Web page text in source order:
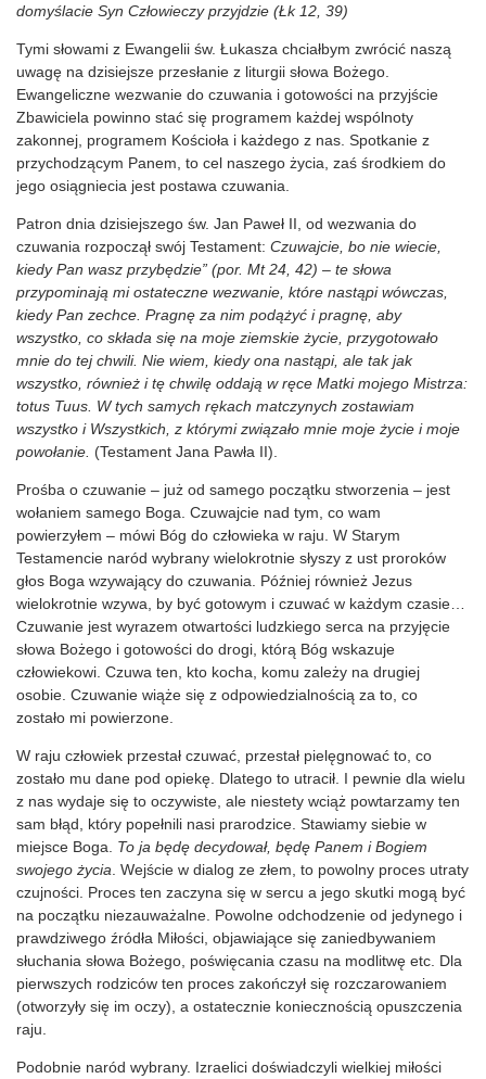
domyślacie Syn Człowieczy przyjdzie (Łk 12, 39)
Tymi słowami z Ewangelii św. Łukasza chciałbym zwrócić naszą
uwagę na dzisiejsze przesłanie z liturgii słowa Bożego.
Ewangeliczne wezwanie do czuwania i gotowości na przyjście
Zbawiciela powinno stać się programem każdej wspólnoty
zakonnej, programem Kościoła i każdego z nas. Spotkanie z
przychodzącym Panem, to cel naszego życia, zaś środkiem do
jego osiągniecia jest postawa czuwania.
Patron dnia dzisiejszego św. Jan Paweł II, od wezwania do
czuwania rozpoczął swój Testament: Czuwajcie, bo nie wiecie,
kiedy Pan wasz przybędzie” (por. Mt 24, 42) – te słowa
przypominają mi ostateczne wezwanie, które nastąpi wówczas,
kiedy Pan zechce. Pragnę za nim podążyć i pragnę, aby
wszystko, co składa się na moje ziemskie życie, przygotowało
mnie do tej chwili. Nie wiem, kiedy ona nastąpi, ale tak jak
wszystko, również i tę chwilę oddają w ręce Matki mojego Mistrza:
totus Tuus. W tych samych rękach matczynych zostawiam
wszystko i Wszystkich, z którymi związało mnie moje życie i moje
powołanie. (Testament Jana Pawła II).
Prośba o czuwanie – już od samego początku stworzenia – jest
wołaniem samego Boga. Czuwajcie nad tym, co wam
powierzyłem – mówi Bóg do człowieka w raju. W Starym
Testamencie naród wybrany wielokrotnie słyszy z ust proroków
głos Boga wzywający do czuwania. Później również Jezus
wielokrotnie wzywa, by być gotowym i czuwać w każdym czasie…
Czuwanie jest wyrazem otwartości ludzkiego serca na przyjęcie
słowa Bożego i gotowości do drogi, którą Bóg wskazuje
człowiekowi. Czuwa ten, kto kocha, komu zależy na drugiej
osobie. Czuwanie wiąże się z odpowiedzialnością za to, co
zostało mi powierzone.
W raju człowiek przestał czuwać, przestał pielęgnować to, co
zostało mu dane pod opiekę. Dlatego to utracił. I pewnie dla wielu
z nas wydaje się to oczywiste, ale niestety wciąż powtarzamy ten
sam błąd, który popełnili nasi prarodzice. Stawiamy siebie w
miejsce Boga. To ja będę decydował, będę Panem i Bogiem
swojego życia . Wejście w dialog ze złem, to powolny proces utraty
czujności. Proces ten zaczyna się w sercu a jego skutki mogą być
na początku niezauważalne. Powolne odchodzenie od jedynego i
prawdziwego źródła Miłości, objawiające się zaniedbywaniem
słuchania słowa Bożego, poświęcania czasu na modlitwę etc. Dla
pierwszych rodziców ten proces zakończył się rozczarowaniem
(otworzyły się im oczy), a ostatecznie koniecznością opuszczenia
raju.
Podobnie naród wybrany. Izraelici doświadczyli wielkiej miłości